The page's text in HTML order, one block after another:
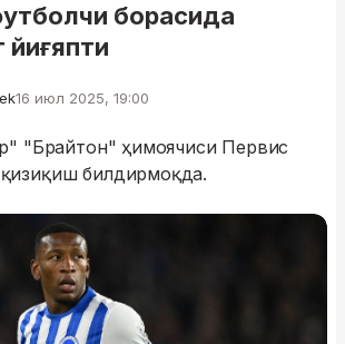
борасида
16 июл 2025, 19:00
"Брайтон" ҳимоячиси Первис
билдирмоқда.